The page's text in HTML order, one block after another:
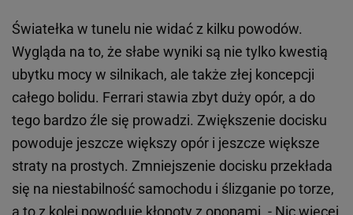
Światełka w tunelu nie widać z kilku powodów.
Wygląda na to, że słabe wyniki są nie tylko kwestią
ubytku mocy w silnikach, ale także złej koncepcji
całego bolidu. Ferrari stawia zbyt duży opór, a do
tego bardzo źle się prowadzi. Zwiększenie docisku
powoduje jeszcze większy opór i jeszcze większe
straty na prostych. Zmniejszenie docisku przekłada
się na niestabilność samochodu i ślizganie po torze,